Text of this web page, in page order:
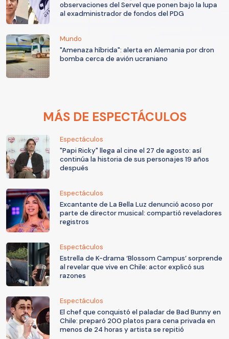
observaciones del Servel que ponen bajo la lupa
al exadministrador de fondos del PDG
Mundo
"Amenaza híbrida": alerta en Alemania por dron
bomba cerca de avión ucraniano
MÁS DE ESPECTÁCULOS
Espectáculos
"Papi Ricky" llega al cine el 27 de agosto: así
continúa la historia de sus personajes 19 años
después
Espectáculos
Excantante de La Bella Luz denunció acoso por
parte de director musical: compartió reveladores
registros
Espectáculos
Estrella de K-drama ‘Blossom Campus’ sorprende
al revelar que vive en Chile: actor explicó sus
razones
Espectáculos
El chef que conquistó el paladar de Bad Bunny en
Chile: preparó 200 platos para cena privada en
menos de 24 horas y artista se repitió